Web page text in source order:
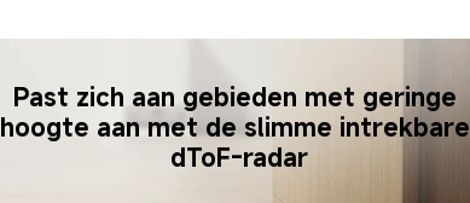
Past zich aan gebieden met geringe
hoogte aan met de slimme intrekbare
dToF-radar